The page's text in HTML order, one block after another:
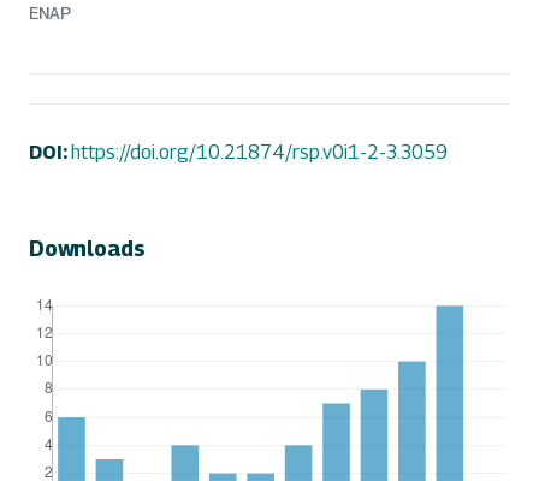
ENAP
DOI:https://doi.org/10.21874/rsp.v0i1-2-3.3059
Downloads